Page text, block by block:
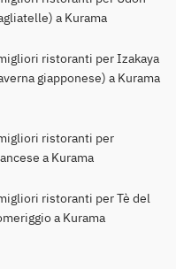
a Kurama
ristoranti per Izakaya
giapponese) a Kurama
ristoranti per
a Kurama
ristoranti per Tè del
a Kurama